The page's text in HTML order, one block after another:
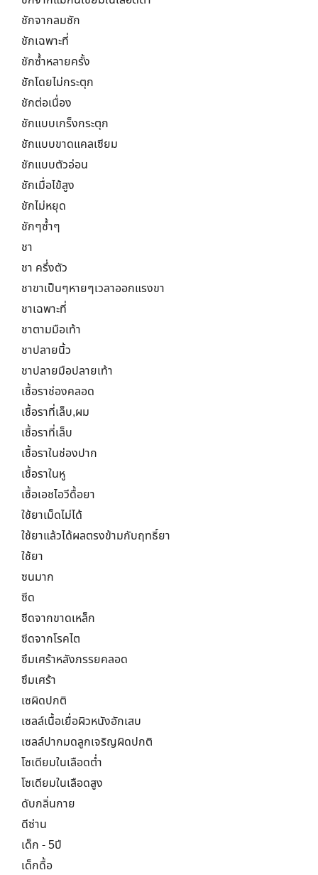
ชักจากลมชัก
ชักเฉพาะที่
ชักซ้ำหลายครั้ง
ชักโดยไม่กระตุก
ชักต่อเนื่อง
ชักแบบเกร็งกระตุก
ชักแบบขาดแคลเซียม
ชักแบบตัวอ่อน
ชักเมื่อไข้สูง
ชักไม่หยุด
ชักๆซ้ำๆ
ชา
ชา ครึ่งตัว
ชาขาเป็นๆหายๆเวลาออกแรงขา
ชาเฉพาะที่
ชาตามมือเท้า
ชาปลายนิ้ว
ชาปลายมือปลายเท้า
เชื้อราช่องคลอด
เชื้อราที่เล็บ,ผม
เชื้อราที่เล็บ
เชื้อราในช่องปาก
เชื้อราในหู
เชื้อเอชไอวีดื้อยา
ใช้ยาเม็ดไม่ได้
ใช้ยาแล้วได้ผลตรงข้ามกับฤทธิ์ยา
ใช้ยา
ซนมาก
ซีด
ซีดจากขาดเหล็ก
ซีดจากโรคไต
ซึมเศร้าหลังภรรยคลอด
ซึมเศร้า
เซผิดปกติ
เซลล์เนื้อเยื่อผิวหนังอักเสบ
เซลล์ปากมดลูกเจริญผิดปกติ
โซเดียมในเลือดต่ำ
โซเดียมในเลือดสูง
ดับกลิ่นกาย
ดีซ่าน
เด็ก - 5ปี
เด็กดื้อ